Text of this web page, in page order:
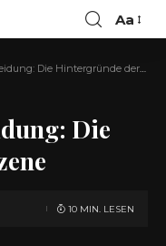
Aa
Die Hintergründe der Szene
Die
10 MIN. LESEN